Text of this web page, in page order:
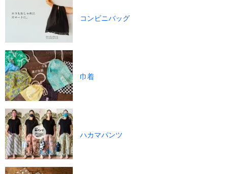
コンビニバッグ
巾着
ハカマパンツ